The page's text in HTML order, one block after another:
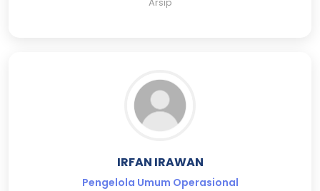
IRFAN IRAWAN
Pengelola Umum Operasional